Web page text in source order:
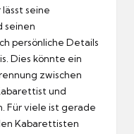
seine
seinen
persönliche Details
Dies könnte ein
zwischen
und
Für viele ist gerade
Kabarettisten